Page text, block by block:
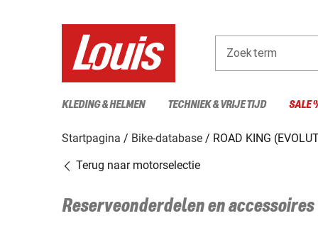
Zoekterm
KLEDING & HELMEN TECHNIEK & VRIJE TIJD SALE
Startpagina Bike-database
ROAD KING
Terug naar motorselectie
Reserveonderdelen en